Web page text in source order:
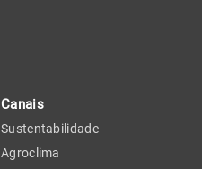
Canais
Sustentabilidade
Agroclima